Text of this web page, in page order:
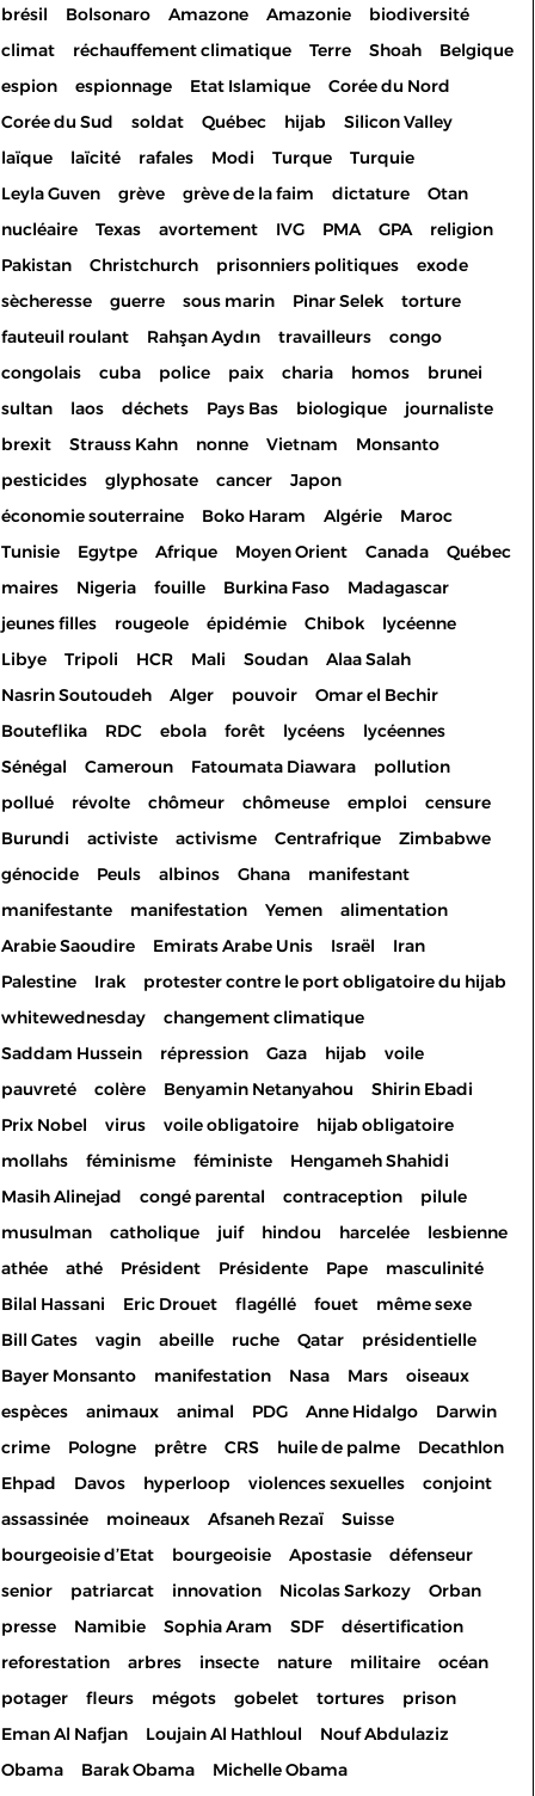
brésil
Bolsonaro Amazone Amazonie
biodiversité
climat
réchauffement climatique Terre Shoah
Belgique
espion
espionnage Etat Islamique
Corée du Nord
Corée du Sud
soldat Québec hijab
Silicon Valley
laïque
laïcité rafales Modi Turque
Turquie
Leyla Guven
grève grève de la faim dictature
Otan
nucléaire
Texas avortement IVG PMA GPA
religion
Pakistan
Christchurch prisonniers politiques
exode
sècheresse
guerre sous marin Pinar Selek
torture
fauteuil roulant
Rahşan Aydın travailleurs
congo
congolais
cuba police paix charia homos
brunei
sultan
laos déchets Pays Bas biologique
journaliste
brexit
Strauss Kahn nonne Vietnam
Monsanto
pesticides
glyphosate cancer
Japon
économie souterraine
Boko Haram Algérie
Maroc
Tunisie
Egytpe Afrique Moyen Orient Canada
Québec
maires
Nigeria fouille Burkina Faso
Madagascar
jeunes filles
rougeole épidémie Chibok
lycéenne
Libye
Tripoli HCR Mali Soudan
Alaa Salah
Nasrin Soutoudeh
Alger pouvoir
Omar el Bechir
Bouteflika
RDC ebola forêt lycéens
lycéennes
Sénégal
Cameroun Fatoumata Diawara
pollution
pollué
révolte chômeur chômeuse emploi
censure
Burundi
activiste activisme Centrafrique
Zimbabwe
génocide
Peuls albinos Ghana
manifestant
manifestante
manifestation Yemen
alimentation
Arabie Saoudire
Emirats Arabe Unis Israël
Iran
Palestine
Irak
protester contre le port obligatoire du hijab
whitewednesday
changement climatique
Saddam Hussein
répression Gaza hijab
voile
pauvreté
colère Benyamin Netanyahou
Shirin Ebadi
Prix Nobel
virus voile obligatoire
hijab obligatoire
mollahs
féminisme féministe
Hengameh Shahidi
Masih Alinejad
congé parental contraception
pilule
musulman
catholique juif hindou harcelée
lesbienne
athée
athé Président Présidente Pape
masculinité
Bilal Hassani
Eric Drouet flagéllé fouet
même sexe
Bill Gates
vagin abeille ruche Qatar
présidentielle
Bayer Monsanto
manifestation Nasa Mars
oiseaux
espèces
animaux animal PDG Anne Hidalgo
Darwin
crime
Pologne prêtre CRS huile de palme
Decathlon
Ehpad
Davos hyperloop violences sexuelles
conjoint
assassinée
moineaux Afsaneh Rezaï
Suisse
bourgeoisie d’Etat
bourgeoisie Apostasie
défenseur
senior
patriarcat innovation Nicolas Sarkozy
Orban
presse
Namibie Sophia Aram SDF
désertification
reforestation
arbres insecte nature militaire
océan
potager
fleurs mégots gobelet tortures
prison
Eman Al Nafjan
Loujain Al Hathloul
Nouf Abdulaziz
Obama
Barak Obama
Michelle Obama
Les cookies permettent le